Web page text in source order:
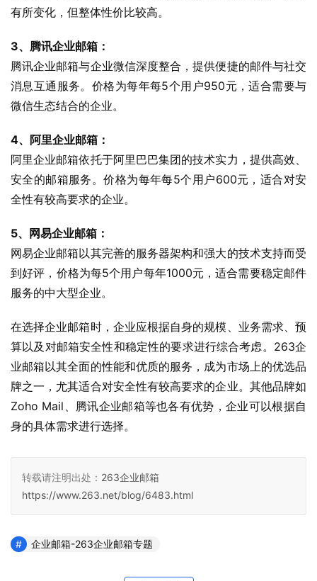
有所变化，但整体性价比较高。
3、腾讯企业邮箱：
腾讯企业邮箱与企业微信深度整合，提供便捷的邮件与社交
消息互通服务。价格为每年每5个用户950元，适合需要与
微信生态结合的企业。
4、阿里企业邮箱：
阿里企业邮箱依托于阿里巴巴集团的技术实力，提供高效、
安全的邮箱服务。价格为每年每5个用户600元，适合对安
全性有较高要求的企业。
5、网易企业邮箱：
网易企业邮箱以其完善的服务器架构和强大的技术支持而受
到好评，价格为每5个用户每年1000元，适合需要稳定邮件
服务的中大型企业。
在选择企业邮箱时，企业应根据自身的规模、业务需求、预
算以及对邮箱安全性和稳定性的要求进行综合考虑。263企
业邮箱以其全面的性能和优质的服务，成为市场上的优选品
牌之一，尤其适合对安全性有较高要求的企业。其他品牌如
Zoho Mail、腾讯企业邮箱等也各有优势，企业可以根据自
身的具体需求进行选择。
转载请注明出处： 263企业邮箱
https://www.263.net/blog/6483.html
企业邮箱-263企业邮箱专题